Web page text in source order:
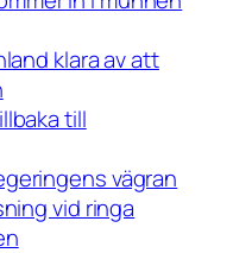
klara av att
till
vägran
vid ringa